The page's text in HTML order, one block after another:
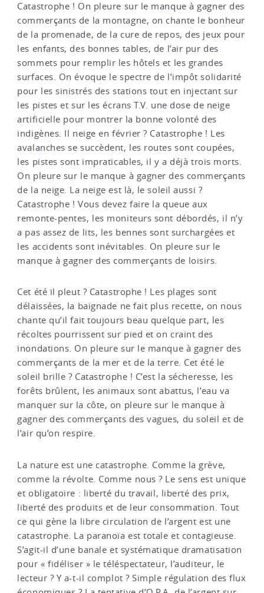
Catastrophe ! On pleure sur le manque à gagner des
commerçants de la montagne, on chante le bonheur
de la promenade, de la cure de repos, des jeux pour
les enfants, des bonnes tables, de l’air pur des
sommets pour remplir les hôtels et les grandes
surfaces. On évoque le spectre de l’impôt solidarité
pour les sinistrés des stations tout en injectant sur
les pistes et sur les écrans T.V. une dose de neige
artificielle pour montrer la bonne volonté des
indigènes. Il neige en février ? Catastrophe ! Les
avalanches se succèdent, les routes sont coupées,
les pistes sont impraticables, il y a déjà trois morts.
On pleure sur le manque à gagner des commerçants
de la neige. La neige est là, le soleil aussi ?
Catastrophe ! Vous devez faire la queue aux
remonte-pentes, les moniteurs sont débordés, il n’y
a pas assez de lits, les bennes sont surchargées et
les accidents sont inévitables. On pleure sur le
manque à gagner des commerçants de loisirs.
Cet été il pleut ? Catastrophe ! Les plages sont
délaissées, la baignade ne fait plus recette, on nous
chante qu’il fait toujours beau quelque part, les
récoltes pourrissent sur pied et on craint des
inondations. On pleure sur le manque à gagner des
commerçants de la mer et de la terre. Cet été le
soleil brille ? Catastrophe ! C’est la sécheresse, les
forêts brûlent, les animaux sont abattus, l’eau va
manquer sur la côte, on pleure sur le manque à
gagner des commerçants des vagues, du soleil et de
l’air qu’on respire.
La nature est une catastrophe. Comme la grève,
comme la révolte. Comme nous ? Le sens est unique
et obligatoire : liberté du travail, liberté des prix,
liberté des produits et de leur consommation. Tout
ce qui gène la libre circulation de l’argent est une
catastrophe. La paranoïa est totale et contagieuse.
S’agit-il d’une banale et systématique dramatisation
pour « fidéliser » le téléspectateur, l’auditeur, le
lecteur ? Y a-t-il complot ? Simple régulation des flux